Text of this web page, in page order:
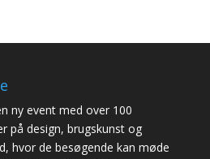
ny event med over 100
på design, brugskunst og
hvor de besøgende kan møde